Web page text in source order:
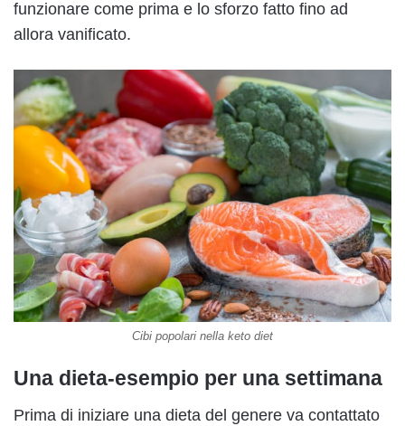
funzionare come prima e lo sforzo fatto fino ad
allora vanificato.
Cibi popolari nella keto diet
Una dieta-esempio per una settimana
Prima di iniziare una dieta del genere va contattato